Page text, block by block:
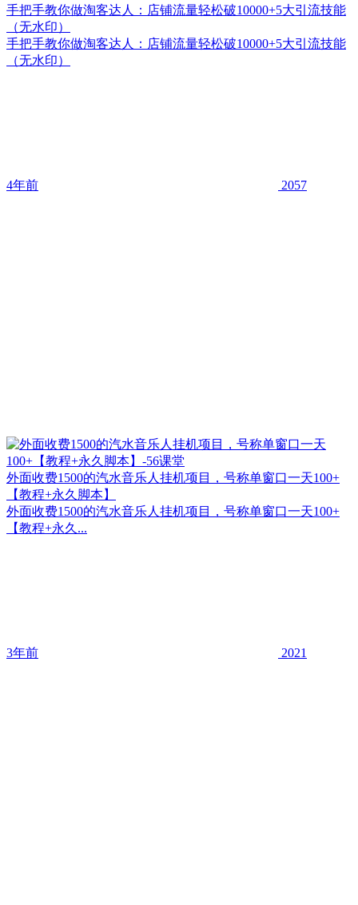
手把手教你做淘客达人：店铺流量轻松破10000+5大引流技能
（无水印）
手把手教你做淘客达人：店铺流量轻松破10000+5大引流技能
（无水印）
4年前 2057
外面收费1500的汽水音乐人挂机项目，号称单窗口一天100+
【教程+永久脚本】
外面收费1500的汽水音乐人挂机项目，号称单窗口一天100+
【教程+永久...
3年前 2021